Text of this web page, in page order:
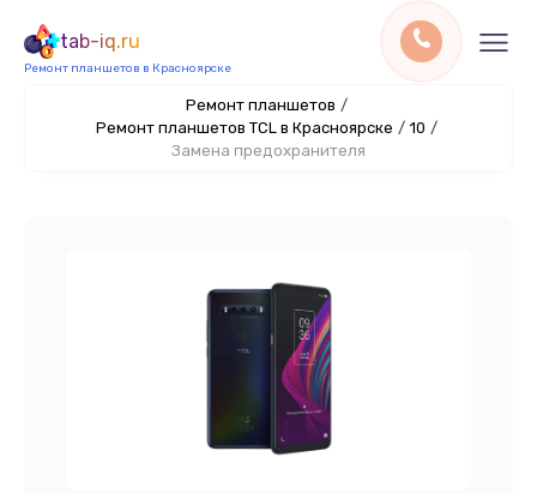
tab-iq.ru
Ремонт планшетов в Красноярске
Ремонт планшетов /
Ремонт планшетов TCL в Красноярске / 10 /
Замена предохранителя